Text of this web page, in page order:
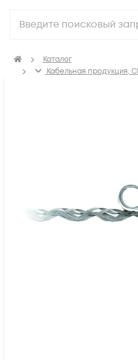
Каталог
Кабельная продукция,